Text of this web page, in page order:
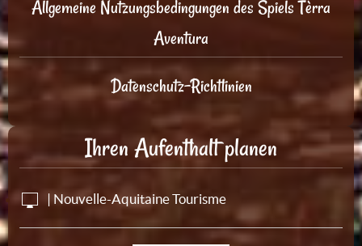
Allgemeine Nutzungsbedingungen des Spiels Tèrra
Aventura
Datenschutz-Richtlinien
Ihren Aufenthalt planen
| Nouvelle-Aquitaine Tourisme